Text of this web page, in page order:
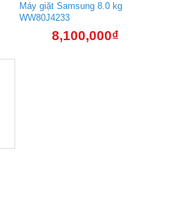
Máy giặt Samsung 8.0 kg
WW80J4233
8,100,000₫